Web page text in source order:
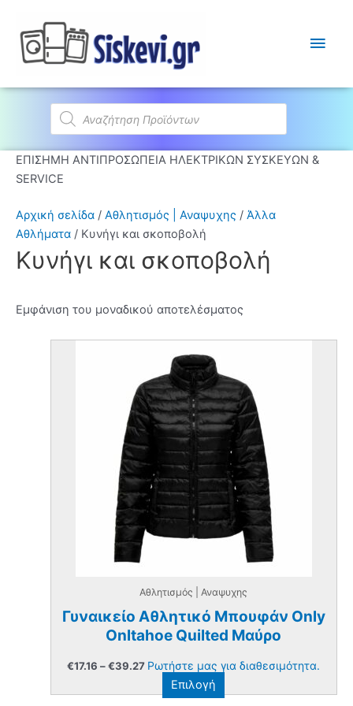
Products
search
Αρχική σελίδα / Αθλητισμός | Αναψυχης / Άλλα
Αθλήματα / Κυνήγι και σκοποβολή
Κυνήγι και σκοποβολή
Εμφάνιση του μοναδικού αποτελέσματος
Αθλητισμός | Αναψυχης
Γυναικείο Αθλητικό Μπουφάν Only
Onltahoe Quilted Μαύρο
€17.16 – €39.27Price
range:
€17.16
through
Ρωτήστε μας για διαθεσιμότητα.
Επιλογή
το
ΕΠΙΣΗΜΗ ΑΝΤΙΠΡΟΣΩΠΕΙΑ ΗΛΕΚΤΡΙΚΩΝ ΣΥΣΚΕΥΩΝ &
SERVICE